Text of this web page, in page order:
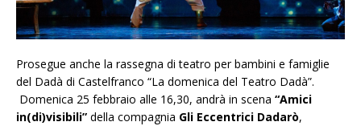
Prosegue anche la rassegna di teatro per bambini e famiglie
del Dadà di Castelfranco “La domenica del Teatro Dadà”.
Domenica 25 febbraio alle 16,30, andrà in scena “Amici
in(di)visibili” della compagnia Gli Eccentrici Dadarò,